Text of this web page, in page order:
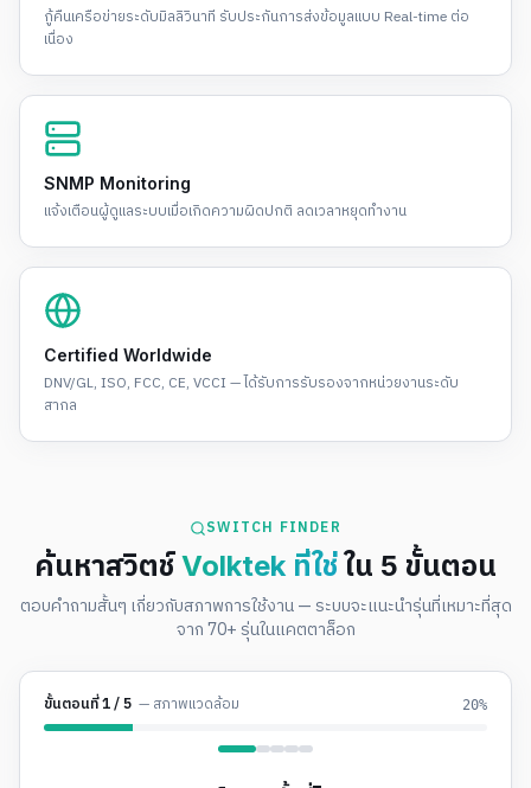
กู้คืนเครือข่ายระดับมิลลิวินาที รับประกันการส่งข้อมูลแบบ Real-time ต่อ
เนื่อง
SNMP Monitoring
แจ้งเตือนผู้ดูแลระบบเมื่อเกิดความผิดปกติ ลดเวลาหยุดทำงาน
Certified Worldwide
DNV/GL, ISO, FCC, CE, VCCI — ได้รับการรับรองจากหน่วยงานระดับ
สากล
SWITCH FINDER
ค้นหาสวิตช์Volktek ที่ใช่ใน 5 ขั้นตอน
ตอบคำถามสั้นๆ เกี่ยวกับสภาพการใช้งาน — ระบบจะแนะนำรุ่นที่เหมาะที่สุด
จาก 70+ รุ่นในแคตตาล็อก
ขั้นตอนที่1/5 — สภาพแวดล้อม 20%